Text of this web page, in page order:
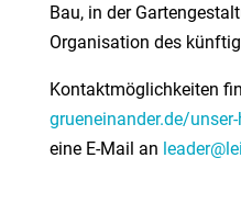
Bau, in der
Organisation des
Kontaktmöglichkeiten
grueneinander.de/
eine E-Mail an